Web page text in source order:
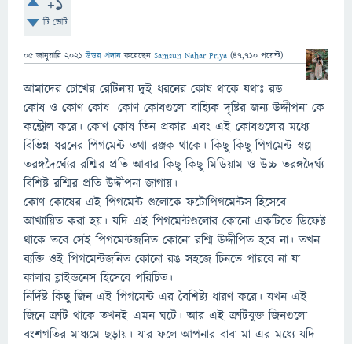
টি ভোট
05 জানুয়ারি 2021 উত্তর প্রদান করেছেন Samsun Nahar Priya (47,710 পয়েন্ট)
আমাদের চোখের রেটিনায় দুই ধরনের কোষ থাকে যথাঃ রড
কোষ ও কোণ কোষ৷ কোণ কোষগুলো বাহ্যিক দৃষ্টির জন্য উদ্দীপনা কে
কন্ট্রোল করে। কোণ কোষ তিন প্রকার এবং এই কোষগুলোর মধ্যে
বিভিন্ন ধরনের পিগমেন্ট তথা রঞ্জক থাকে। কিছু কিছু পিগমেন্ট স্বল্প
তরঙ্গদৈর্ঘ্যের রশ্মির প্রতি আবার কিছু কিছু মিডিয়াম ও উচ্চ তরঙ্গদৈর্ঘ্য
বিশিষ্ট রশ্মির প্রতি উদ্দীপনা জাগায়।
কোণ কোষের এই পিগমেন্ট গুলোকে ফটোপিগমেন্টস হিসেবে
আখ্যায়িত করা হয়। যদি এই পিগমেন্টগুলোর কোনো একটিতে ডিফেক্ট
থাকে তবে সেই পিগমেন্টজনিত কোনো রশ্মি উদ্দীপিত হবে না। তখন
ব্যক্তি ওই পিগমেন্টজনিত কোনো রঙ সহজে চিনতে পারবে না যা
কালার ব্লাইন্ডনেস হিসেবে পরিচিত।
নির্দিষ্ট কিছু জিন এই পিগমেন্ট এর বৈশিষ্ট্য ধারণ করে। যখন এই
জিনে ত্রুটি থাকে তখনই এমন ঘটে। আর এই ত্রুটিযুক্ত জিনগুলো
বংশগতির মাধ্যমে ছড়ায়। যার ফলে আপনার বাবা-মা এর মধ্যে যদি